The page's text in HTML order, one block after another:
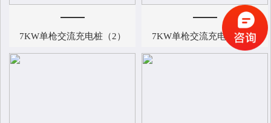
7KW单枪交流充电桩（2） 7KW单枪交流充电桩（1）